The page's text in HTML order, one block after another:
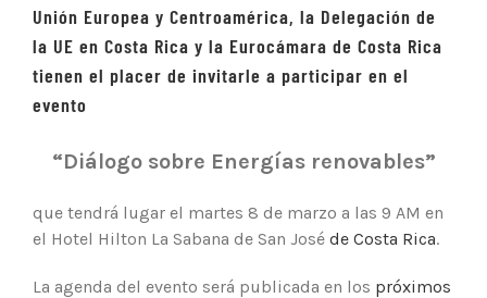
Unión Europea y Centroamérica, la Delegación de
la UE en Costa Rica y la Eurocámara de Costa Rica
tienen el placer de invitarle a participar en el
evento
“Diálogo sobre Energías renovables”
que tendrá lugar el martes 8 de marzo a las 9 AM en
el Hotel Hilton La Sabana de San Joséde Costa Rica.
La agenda del evento será publicada en los próximos